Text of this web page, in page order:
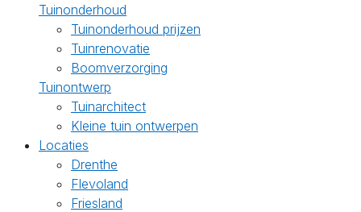
Tuinonderhoud
Tuinonderhoud prijzen
Tuinrenovatie
Boomverzorging
Tuinontwerp
Tuinarchitect
Kleine tuin ontwerpen
Locaties
Drenthe
Flevoland
Friesland